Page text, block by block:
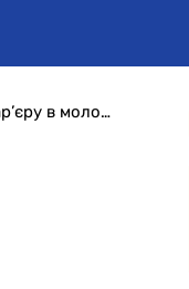
«Ментально дійсно тяжкувато»: підопічний Мельгоси розповів про кар’єру в молодіжці Вердера